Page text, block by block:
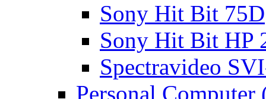
Sony Hit Bit 75D
Sony Hit Bit HP
Spectravideo
Personal Computer